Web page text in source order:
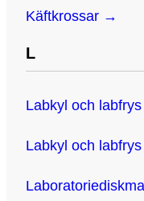
Käftkrossar →
L
Labkyl och
Labkyl och